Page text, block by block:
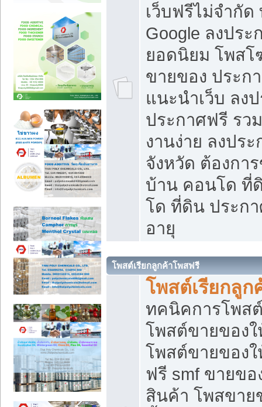
เว็บฟรีไม่จำกัด
Google ลงประ
ยอดนิยม โพส
ขายของ ประก
แนะนำเว็บ ลง
ประกาศฟรี รว
งานง่าย ลงปร
จังหวัด ต้องกา
บ้าน คอนโด ที่
โด ที่ดิน ประก
อายุ
โพสต์เรียกลูกค้าโพสฟรี
โพสต์เรียกลูก
ทคนิคการโพส
โพสต์ขายของ
โพสต์ขายของ
ฟรี smf ขายข
สินค้า โพสขาย